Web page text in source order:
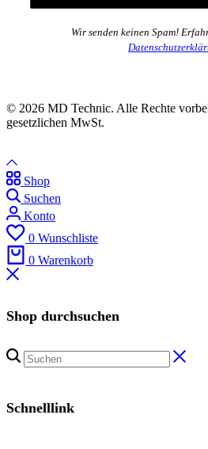
Wir senden keinen Spam!
© 2026 MD Technic. Alle Rechte
gesetzlichen MwSt.
Shop
Suchen
Konto
0 Wunschliste
0 Warenkorb
Shop durchsuchen
Schnelllink